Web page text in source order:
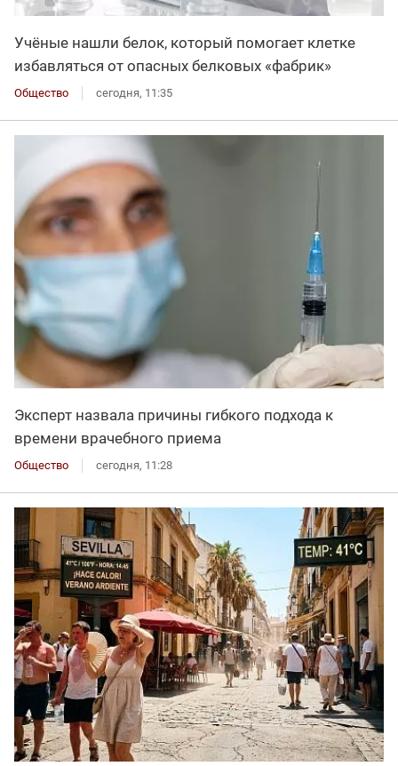
Учёные нашли белок, который помогает клетке
избавляться от опасных белковых «фабрик»
Общество сегодня, 11:35
Эксперт назвала причины гибкого подхода к
времени врачебного приема
Общество сегодня, 11:28